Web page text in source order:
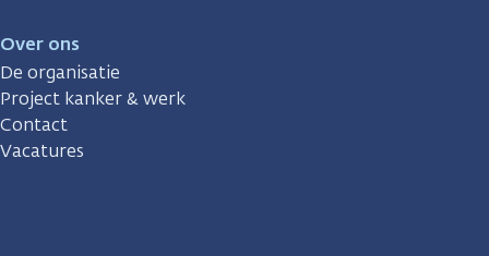
Over ons
De organisatie
Project kanker & werk
Contact
Vacatures